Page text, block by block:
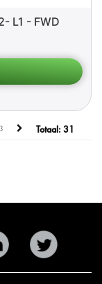
L1 - FWD
3 Totaal: 31